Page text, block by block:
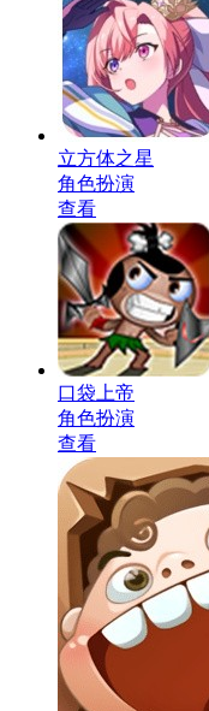
立方体之星
角色扮演
查看
口袋上帝
角色扮演
查看